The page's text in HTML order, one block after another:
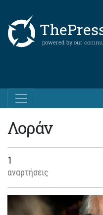
powered by our
Λοράν
1
αναρτήσεις